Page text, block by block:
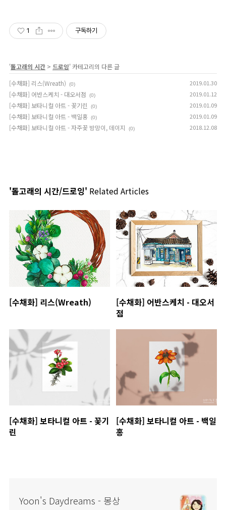
1 구독하기
'돌고래의 시간 > 드로잉' 카테고리의 다른 글
[수채화] 리스(Wreath)
(0) 2019.01.30
[수채화] 어반스케치 - 대오서점 (0) 2019.01.12
[수채화] 보타니컬 아트 - 꽃기린 (0) 2019.01.09
[수채화] 보타니컬 아트 - 백일홍 (0) 2019.01.09
[수채화] 보타니컬 아트 - 자주꽃 방망이, 데이지 (0) 2018.12.08
'돌고래의 시간/드로잉' Related Articles
[수채화] 리스(Wreath)
[수채화] 어반스케치 - 대오서
점
[수채화] 보타니컬 아트 - 꽃기
린
[수채화] 보타니컬 아트 - 백일
홍
Yoon's Daydreams - 몽상